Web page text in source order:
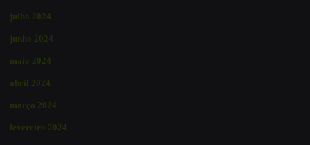
julho 2024
junho 2024
maio 2024
abril 2024
março 2024
fevereiro 2024